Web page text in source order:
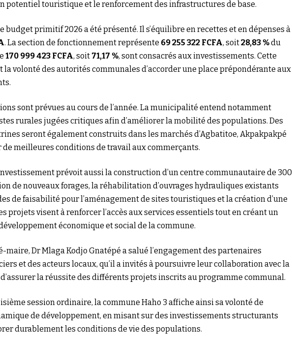
potentiel touristique et le renforcement des infrastructures de base.
budget primitif 2026 a été présenté. Il s’équilibre en recettes et en dépenses à
. La section de fonctionnement représente 69 255 322 FCFA, soit28,83 %du
170 999 423 FCFA, soit 71,17 %, sont consacrés aux investissements. Cette
volonté des autorités communales d’accorder une place prépondérante aux
sont prévues au cours de l’année. La municipalité entend notamment
rurales jugées critiques afin d’améliorer la mobilité des populations. Des
seront également construits dans les marchés d’Agbatitoe, Akpakpakpé
de meilleures conditions de travail aux commerçants.
prévoit aussi la construction d’un centre communautaire de 300
de nouveaux forages, la réhabilitation d’ouvrages hydrauliques existants
de faisabilité pour l’aménagement de sites touristiques et la création d’une
projets visent à renforcer l’accès aux services essentiels tout en créant un
économique et social de la commune.
maire, Dr Mlaga Kodjo Gnatépé a salué l’engagement des partenaires
et des acteurs locaux, qu’il a invités à poursuivre leur collaboration avec la
la réussite des différents projets inscrits au programme communal.
session ordinaire, la commune Haho 3 affiche ainsi sa volonté de
de développement, en misant sur des investissements structurants
durablement les conditions de vie des populations.